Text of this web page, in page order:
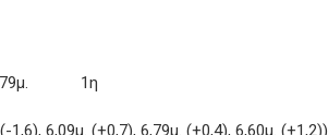
1η
1,6), 6,09μ. (+0,7), 6,79μ. (+0,4), 6,60μ. (+1,2))